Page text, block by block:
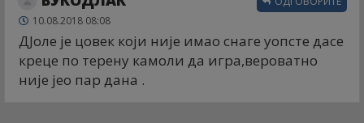
10.08.2018 08:08
ДЈоле је цовек који није имао снаге уопсте дасе
креце по терену камоли да игра,вероватно
није јео пар дана .